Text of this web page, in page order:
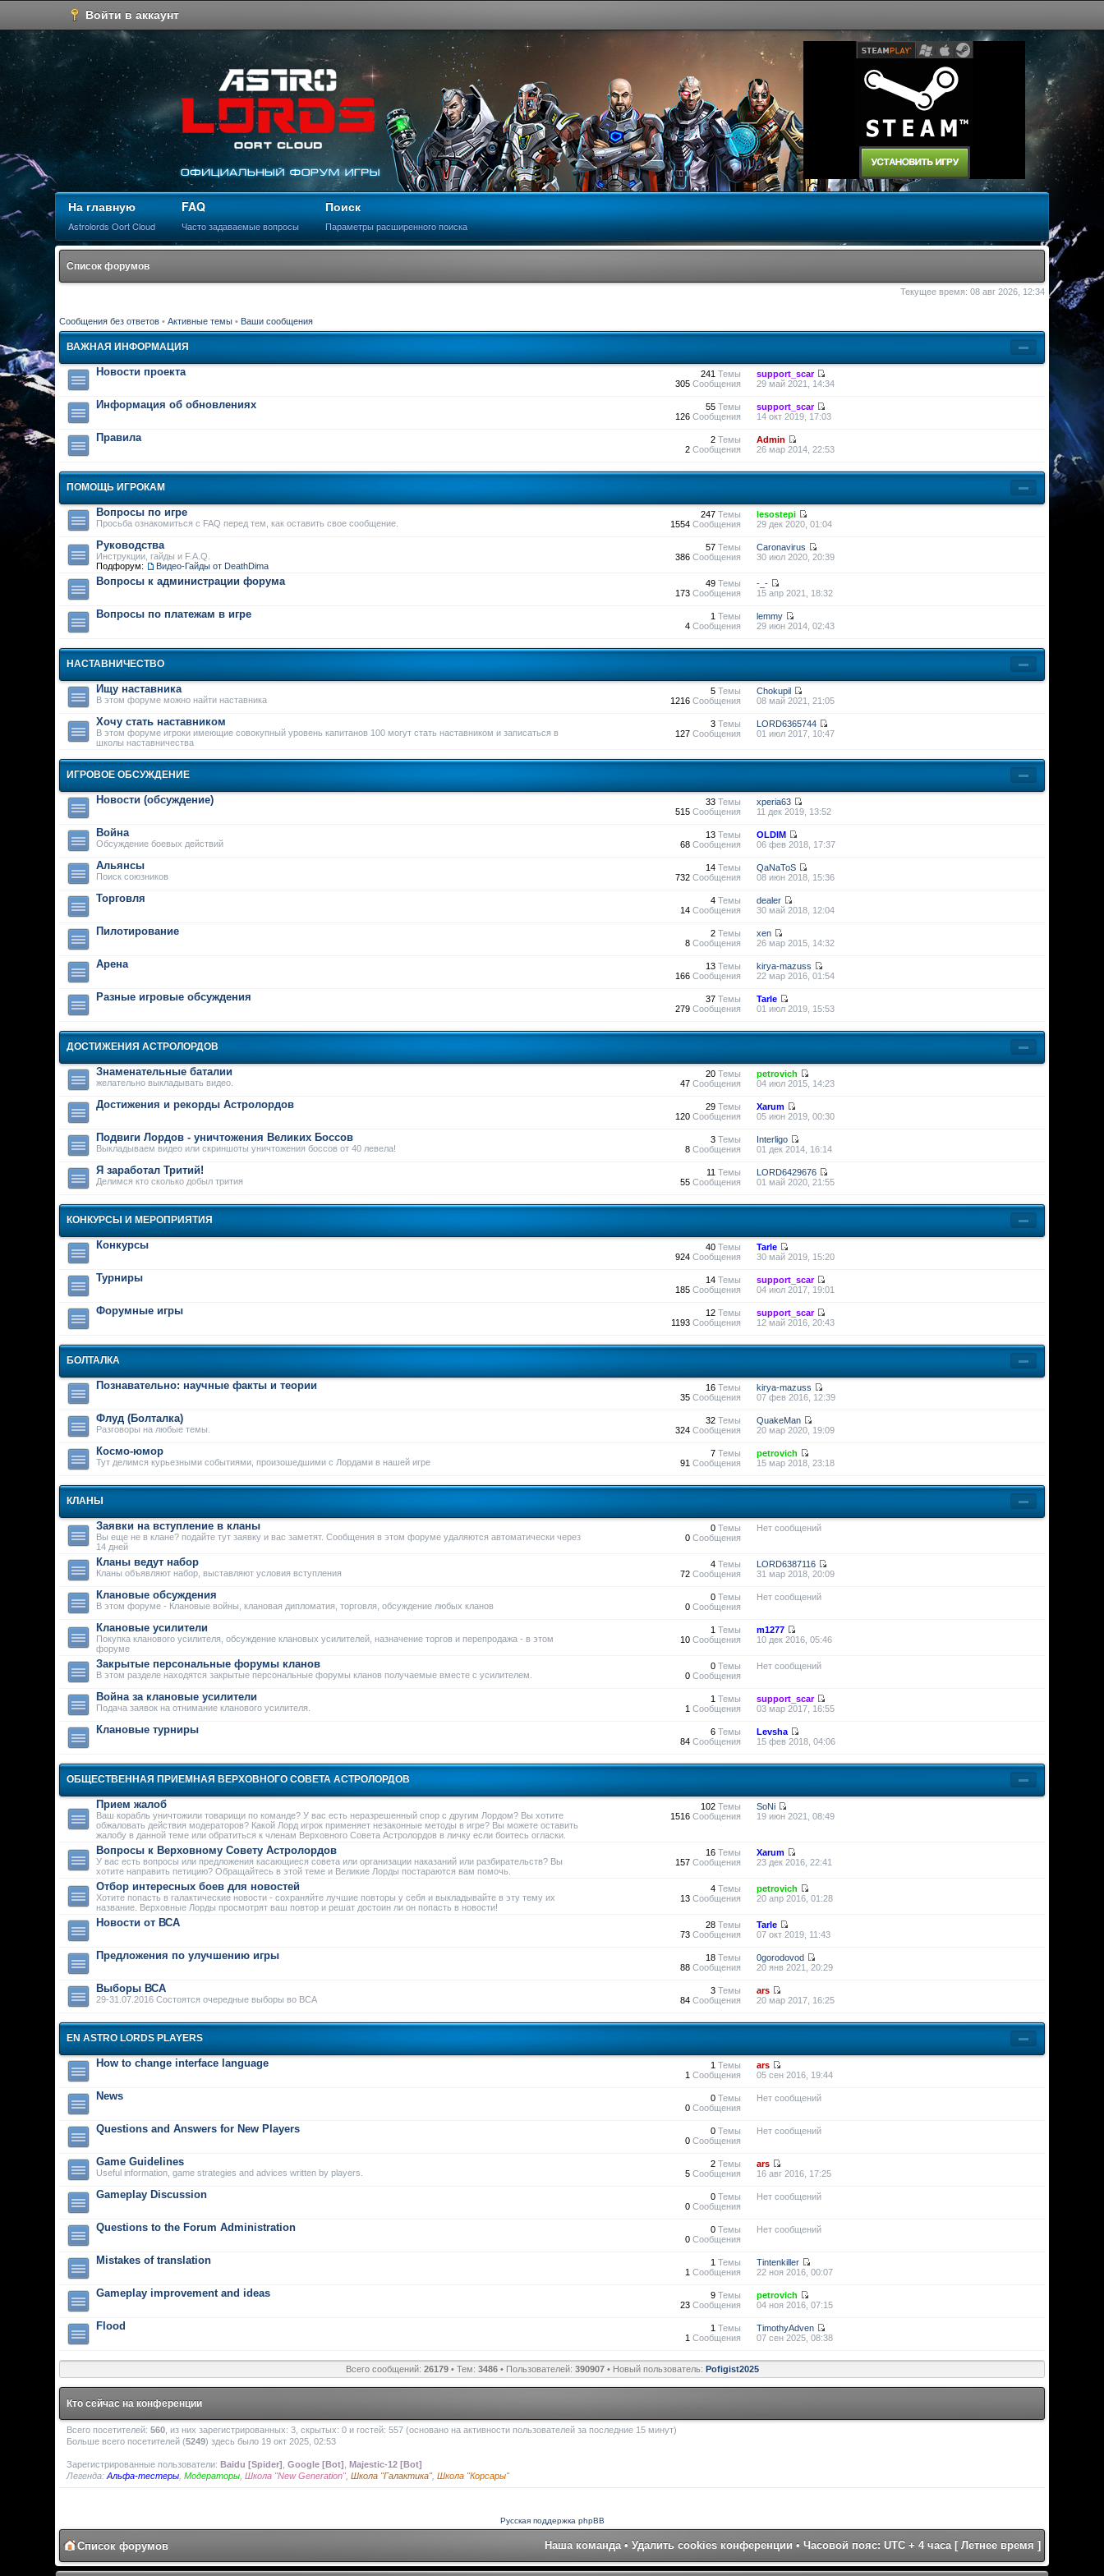
Войти в аккаунт
На главную
Astrolords Oort Cloud
FAQ
Часто задаваемые вопросы
Поиск
Параметры расширенного поиска
Список форумов
Текущее время: 08 авг 2026, 12:34
Сообщения без ответов •Активные темы • Ваши сообщения
ВАЖНАЯ ИНФОРМАЦИЯ
Новости проекта 241 Темы
305Сообщения
support_scar
29 май 2021, 14:34
Информация об обновлениях 55Темы
126Сообщения
support_scar
14 окт 2019, 17:03
Правила 2Темы
2Сообщения
Admin
26 мар 2014, 22:53
ПОМОЩЬ ИГРОКАМ
Вопросы по игре
Просьба ознакомиться с FAQ перед тем, как оставить свое сообщение.
247Темы
1554Сообщения
lesostepi
29 дек 2020, 01:04
Руководства
Инструкции, гайды и F.A.Q.
Подфорум:
Видео-Гайды от DeathDima
57Темы
386Сообщения
Caronavirus
30 июл 2020, 20:39
Вопросы к администрации форума 49Темы
173Сообщения
-_-
15 апр 2021, 18:32
Вопросы по платежам в игре 1 Темы
4Сообщения
lemmy
29 июн 2014, 02:43
НАСТАВНИЧЕСТВО
Ищу наставника
В этом форуме можно найти наставника
5Темы
1216Сообщения
Chokupil
08 май 2021, 21:05
Хочу стать наставником
В этом форуме игроки имеющие совокупный уровень капитанов 100 могут стать наставником и записаться в
школы наставничества
3Темы
127Сообщения
LORD6365744
01 июл 2017, 10:47
ИГРОВОЕ ОБСУЖДЕНИЕ
Новости (обсуждение) 33Темы
515Сообщения
xperia63
11 дек 2019, 13:52
Война
Обсуждение боевых действий
13Темы
68Сообщения
OLDIM
06 фев 2018, 17:37
Альянсы
Поиск союзников
14Темы
732Сообщения
QaNaToS
08 июн 2018, 15:36
Торговля 4Темы
14Сообщения
dealer
30 май 2018, 12:04
Пилотирование 2Темы
8Сообщения
xen
26 мар 2015, 14:32
Арена 13Темы
166Сообщения
kirya-mazuss
22 мар 2016, 01:54
Разные игровые обсуждения 37Темы
279Сообщения
Tarle
01 июл 2019, 15:53
ДОСТИЖЕНИЯ АСТРОЛОРДОВ
Знаменательные баталии
желательно выкладывать видео.
20Темы
47Сообщения
petrovich
04 июл 2015, 14:23
Достижения и рекорды Астролордов 29Темы
120Сообщения
Xarum
05 июн 2019, 00:30
Подвиги Лордов - уничтожения Великих Боссов
Выкладываем видео или скриншоты уничтожения боссов от 40 левела!
3Темы
8Сообщения
Interligo
01 дек 2014, 16:14
Я заработал Тритий!
Делимся кто сколько добыл трития
11 Темы
55Сообщения
LORD6429676
01 май 2020, 21:55
КОНКУРСЫ И МЕРОПРИЯТИЯ
Конкурсы 40Темы
924Сообщения
Tarle
30 май 2019, 15:20
Турниры 14Темы
185Сообщения
support_scar
04 июл 2017, 19:01
Форумные игры 12Темы
1193Сообщения
support_scar
12 май 2016, 20:43
БОЛТАЛКА
Познавательно: научные факты и теории 16Темы
35Сообщения
kirya-mazuss
07 фев 2016, 12:39
Флуд (Болталка)
Разговоры на любые темы.
32Темы
324Сообщения
QuakeMan
20 мар 2020, 19:09
Космо-юмор
Тут делимся курьезными событиями, произошедшими с Лордами в нашей игре
7Темы
91 Сообщения
petrovich
15 мар 2018, 23:18
КЛАНЫ
Заявки на вступление в кланы
Вы еще не в клане? подайте тут заявку и вас заметят. Сообщения в этом форуме удаляются автоматически через
14 дней
0Темы
0Сообщения
Нет сообщений
Кланы ведут набор
Кланы объявляют набор, выставляют условия вступления
4Темы
72Сообщения
LORD6387116
31 мар 2018, 20:09
Клановые обсуждения
В этом форуме - Клановые войны, клановая дипломатия, торговля, обсуждение любых кланов
0Темы
0Сообщения
Нет сообщений
Клановые усилители
Покупка кланового усилителя, обсуждение клановых усилителей, назначение торгов и перепродажа - в этом
форуме
1 Темы
10Сообщения
m1277
10 дек 2016, 05:46
Закрытые персональные форумы кланов
В этом разделе находятся закрытые персональные форумы кланов получаемые вместе с усилителем.
0Темы
0Сообщения
Нет сообщений
Война за клановые усилители
Подача заявок на отнимание кланового усилителя.
1 Темы
1 Сообщения
support_scar
03 мар 2017, 16:55
Клановые турниры 6Темы
84Сообщения
Levsha
15 фев 2018, 04:06
ОБЩЕСТВЕННАЯ ПРИЕМНАЯ ВЕРХОВНОГО СОВЕТА АСТРОЛОРДОВ
Прием жалоб
Ваш корабль уничтожили товарищи по команде? У вас есть неразрешенный спор с другим Лордом? Вы хотите
обжаловать действия модераторов? Какой Лорд игрок применяет незаконные методы в игре? Вы можете оставить
жалобу в данной теме или обратиться к членам Верховного Совета Астролордов в личку если боитесь огласки.
102Темы
1516Сообщения
SoNi
19 июн 2021, 08:49
Вопросы к Верховному Совету Астролордов
У вас есть вопросы или предложения касающиеся совета или организации наказаний или разбирательств? Вы
хотите направить петицию? Обращайтесь в этой теме и Великие Лорды постараются вам помочь.
16Темы
157Сообщения
Xarum
23 дек 2016, 22:41
Отбор интересных боев для новостей
Хотите попасть в галактические новости - сохраняйте лучшие повторы у себя и выкладывайте в эту тему их
название. Верховные Лорды просмотрят ваш повтор и решат достоин ли он попасть в новости!
4Темы
13Сообщения
petrovich
20 апр 2016, 01:28
Новости от ВСА 28Темы
73Сообщения
Tarle
07 окт 2019, 11:43
Предложения по улучшению игры 18Темы
88Сообщения
0gorodovod
20 янв 2021, 20:29
Выборы ВСА
29-31.07.2016 Состоятся очередные выборы во ВСА
3Темы
84Сообщения
ars
20 мар 2017, 16:25
EN ASTRO LORDS PLAYERS
How to change interface language 1 Темы
1 Сообщения
ars
05 сен 2016, 19:44
News 0Темы
0Сообщения
Нет сообщений
Questions and Answers for New Players 0Темы
0Сообщения
Нет сообщений
Game Guidelines
Useful information, game strategies and advices written by players.
2Темы
5Сообщения
ars
16 авг 2016, 17:25
Gameplay Discussion 0Темы
0Сообщения
Нет сообщений
Questions to the Forum Administration 0Темы
0Сообщения
Нет сообщений
Mistakes of translation 1 Темы
1 Сообщения
Tintenkiller
22 ноя 2016, 00:07
Gameplay improvement and ideas 9Темы
23Сообщения
petrovich
04 ноя 2016, 07:15
Flood 1 Темы
1 Сообщения
TimothyAdven
07 сен 2025, 08:38
Всего сообщений: 26179• Тем: 3486• Пользователей: 390907• Новый пользователь: Pofigist2025
Кто сейчас на конференции
Всего посетителей:560 , из них зарегистрированных: 3, скрытых: 0 и гостей: 557 (основано на активности пользователей за последние 15 минут)
Больше всего посетителей (5249) здесь было 19 окт 2025, 02:53
Зарегистрированные пользователи:Baidu [Spider] ,Google [Bot] ,Majestic-12 [Bot]
Легенда:Альфа-тестеры ,Модераторы ,Школа "New Generation",Школа "Галактика",Школа "Корсары"
Русская поддержка phpBB
Список форумов Наша команда• Удалить cookies конференции • Часовой пояс: UTC + 4 часа [ Летнее время ]